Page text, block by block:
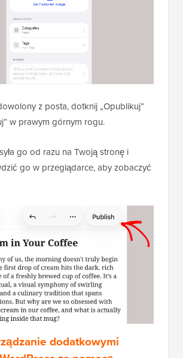
z posta, dotknij „Opublikuj”
w prawym górnym rogu.
go od razu na Twoją stronę i
go w przeglądarce, aby zobaczyć
dodatkowymi